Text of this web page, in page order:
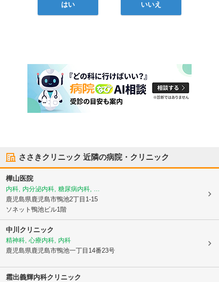
はい いいえ
ささきクリニック 近隣の病院・クリニック
樺山医院
内科, 内分泌内科, 糖尿病内科, ...
鹿児島県鹿児島市鴨池2丁目1-15
ソネット鴨池ビル1階
中川クリニック
精神科, 心療内科, 内科
鹿児島県鹿児島市鴨池一丁目14番23号
霜出義輝内科クリニック